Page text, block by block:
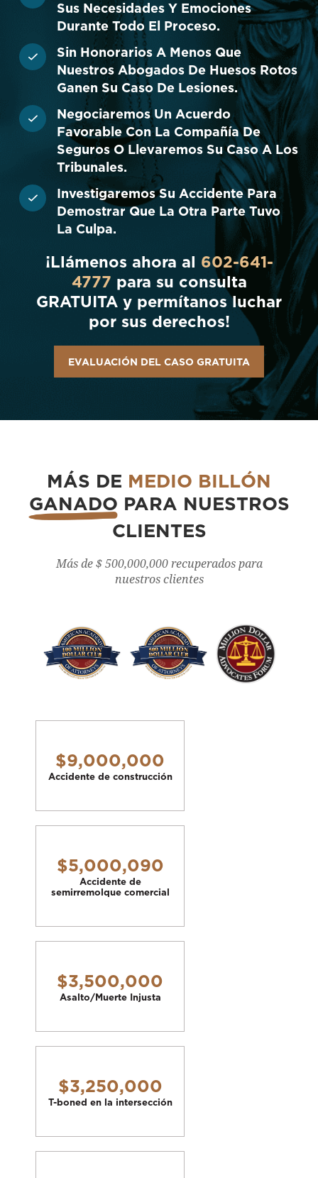
Sus Necesidades Y Emociones
Durante Todo El Proceso.
Sin Honorarios A Menos Que
Nuestros Abogados De Huesos Rotos
Ganen Su Caso De Lesiones.
Negociaremos Un Acuerdo
Favorable Con La Compañía De
Seguros O Llevaremos Su Caso A Los
Tribunales.
Investigaremos Su Accidente Para
Demostrar Que La Otra Parte Tuvo
La Culpa.
¡Llámenos ahora al 602-641-
4777 para su consulta
GRATUITA y permítanos luchar
por sus derechos!
EVALUACIÓN DEL CASO GRATUITA
MÁS DE MEDIO BILLÓN
GANADO PARA NUESTROS
CLIENTES
Más de $ 500,000,000 recuperados para
nuestros clientes
$9,000,000
Accidente de construcción
$5,000,090
Accidente de
semirremolque comercial
$3,500,000
Asalto/Muerte Injusta
$3,250,000
T-boned en la intersección